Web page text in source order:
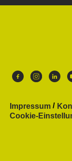
Impressum
Cookie-